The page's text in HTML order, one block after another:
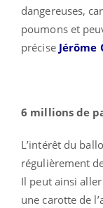
dangereuses,
poumons et
précise Jérôme
6 millions de
L’intérêt du
régulièrement
Il peut ainsi
une carotte de